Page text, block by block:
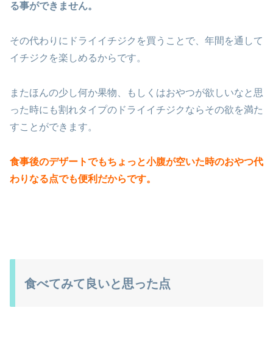
る事ができません。
その代わりにドライイチジクを買うことで、年間を通して
イチジクを楽しめるからです。
またほんの少し何か果物、もしくはおやつが欲しいなと思
った時にも割れタイプのドライイチジクならその欲を満た
すことができます。
食事後のデザートでもちょっと小腹が空いた時のおやつ代
わりなる点でも便利だからです。
食べてみて良いと思った点